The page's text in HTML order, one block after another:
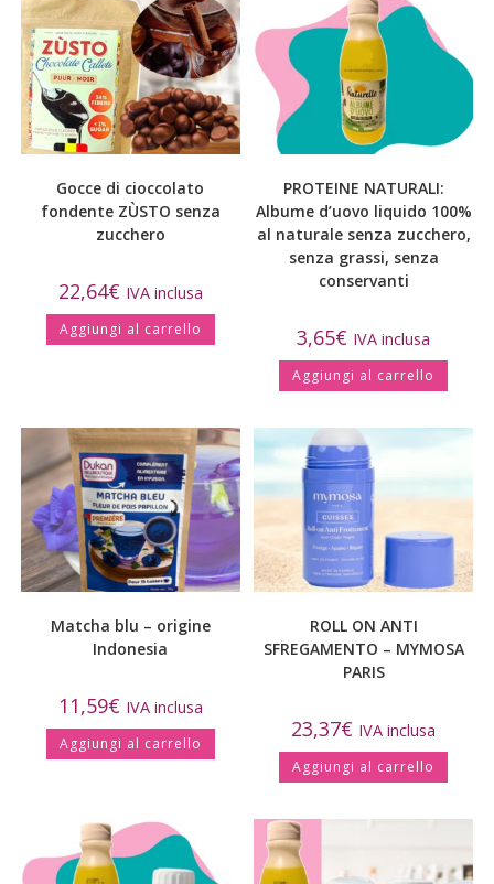
Gocce di cioccolato
fondente ZÙSTO senza
zucchero
22,64€ IVA inclusa
Aggiungi al carrello
PROTEINE NATURALI:
Albume d’uovo liquido 100%
al naturale senza zucchero,
senza grassi, senza
conservanti
3,65€ IVA inclusa
Aggiungi al carrello
Matcha blu – origine
Indonesia
11,59€ IVA inclusa
Aggiungi al carrello
ROLL ON ANTI
SFREGAMENTO – MYMOSA
PARIS
23,37€ IVA inclusa
Aggiungi al carrello